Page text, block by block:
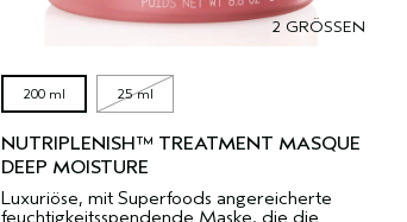
2 GRÖSSEN
200 ml 25 ml
NUTRIPLENISH™ TREATMENT MASQUE
DEEP MOISTURE
Luxuriöse, mit Superfoods angereicherte
feuchtigkeitsspendende Maske, die die